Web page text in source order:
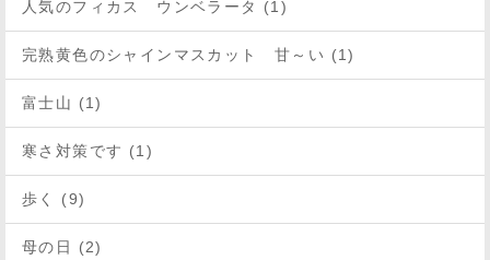
人気のフィカス ウンベラータ (1)
完熟黄色のシャインマスカット 甘～い (1)
富士山 (1)
寒さ対策です (1)
歩く (9)
母の日 (2)